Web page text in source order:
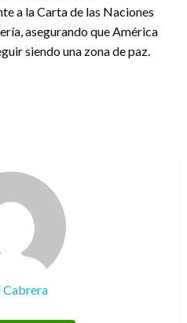
a la Carta de las Naciones
asegurando que América
siendo una zona de paz.
Cabrera